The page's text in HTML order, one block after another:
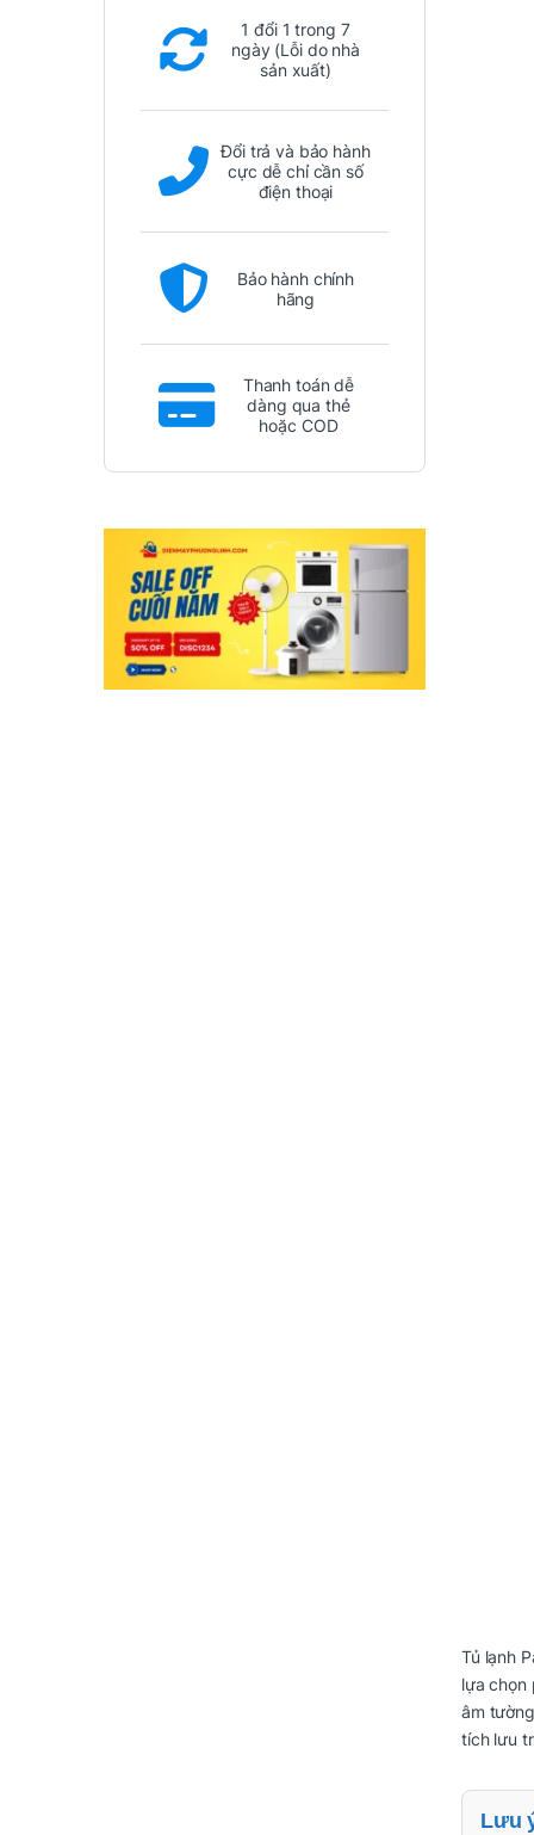
Tủ lạnh
lựa chọn
âm
tích lưu
Lưu
1 đổi 1 trong 7
ngày (Lỗi do nhà
sản xuất)
Đổi trả và bảo hành
cực dễ chỉ cần số
điện thoại
Bảo hành chính
hãng
Thanh toán dễ
dàng qua thẻ
hoặc COD